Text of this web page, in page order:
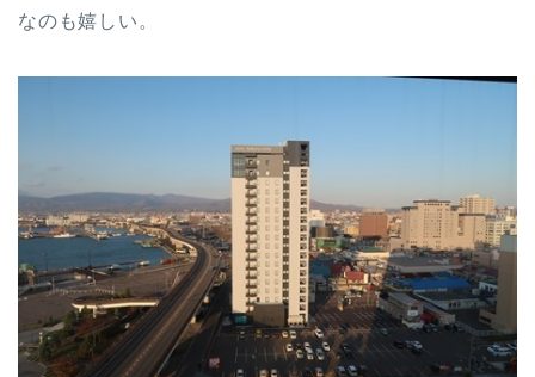
なのも嬉しい。